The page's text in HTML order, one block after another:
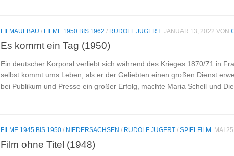
FILMAUFBAU / FILME 1950 BIS 1962 / RUDOLF JUGERT JANUAR 13, 2022 VON
Es kommt ein Tag (1950)
Ein deutscher Korporal verliebt sich während des Krieges 1870/71 in
selbst kommt ums Leben, als er der Geliebten einen großen Dienst
bei Publikum und Presse ein großer Erfolg, machte Maria Schell und
FILME 1945 BIS 1950 / NIEDERSACHSEN / RUDOLF JUGERT / SPIELFILM MAI
Film ohne Titel (1948)